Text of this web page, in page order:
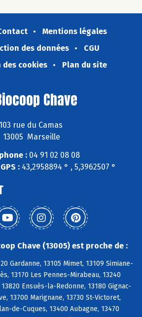
Mentions légales
des données
CGU
des cookies
Plan du site
Chave
103 rue du Camas
13005 Marseille
: 04 91 02 08 08
:43,2958894 ° , 5,3962507 °
Chave (13005) est proche de :
Gardanne, 13105 Mimet, 13109 Simiane-
13170 Les Pennes-Mirabeau, 13240
Ensuès-la-Redonne, 13180 Gignac-
13700 Marignane, 13730 St-Victoret,
de-Cuques, 13400 Aubagne, 13470